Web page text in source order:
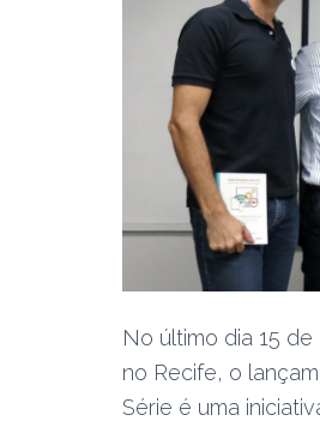
No último dia 15
no Recife, o
Série é uma